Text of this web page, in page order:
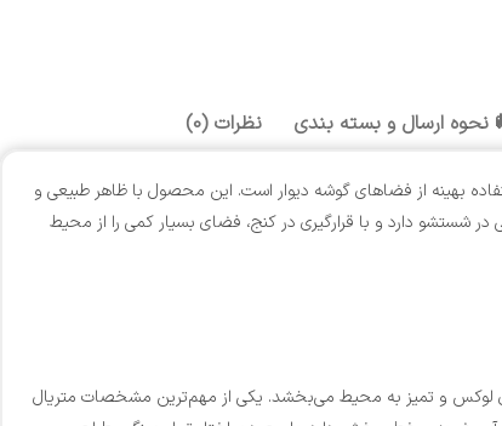
نحوه ارسال و بسته بندی نظرات (0)
بهینه از فضاهای گوشه دیوار است. این محصول با ظاهر طبیعی و
شستشو دارد و با قرارگیری در کنج، فضای بسیار کمی را از محیط
لوکس و تمیز به محیط می‌بخشد. یکی از مهم‌ترین مشخصات متریال